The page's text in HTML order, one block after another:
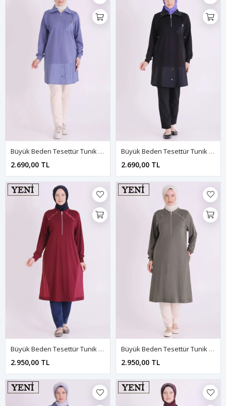
Büyük Beden Tesettür Tunik 2077 Morcivert
2.690,00 TL
Büyük Beden Tesettür Tunik 2077 Siyah
2.690,00 TL
Büyük Beden Tesettür Tunik 2078 Bordo
2.950,00 TL
Büyük Beden Tesettür Tunik 2078 Kına Yeşili
2.950,00 TL